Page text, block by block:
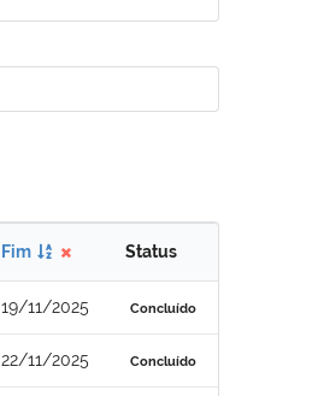
Fim Status
19/11/2025 Concluído
22/11/2025 Concluído